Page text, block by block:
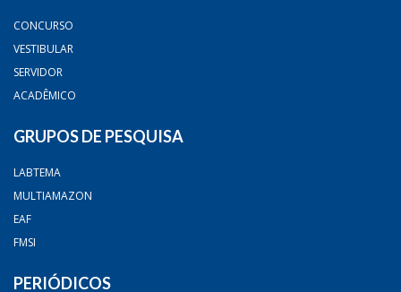
CONCURSO
VESTIBULAR
SERVIDOR
ACADÊMICO
GRUPOS DE PESQUISA
LABTEMA
MULTIAMAZON
EAF
FMSI
PERIÓDICOS